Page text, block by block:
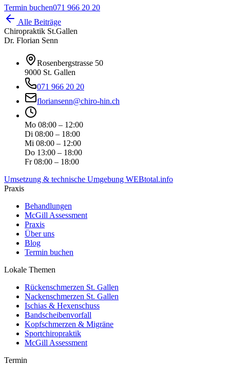
Termin buchen071 966 20 20
Alle Beiträge
Chiropraktik St.Gallen
Dr. Florian Senn
Rosenbergstrasse 50
9000 St. Gallen
071 966 20 20
floriansenn@chiro-hin.ch
Mo 08:00 – 12:00
Di 08:00 – 18:00
Mi 08:00 – 12:00
Do 13:00 – 18:00
Fr 08:00 – 18:00
Umsetzung & technische Umgebung WEBtotal.info
Praxis
Behandlungen
McGill Assessment
Praxis
Über uns
Blog
Termin buchen
Lokale Themen
Rückenschmerzen St. Gallen
Nackenschmerzen St. Gallen
Ischias & Hexenschuss
Bandscheibenvorfall
Kopfschmerzen & Migräne
Sportchiropraktik
McGill Assessment
Termin